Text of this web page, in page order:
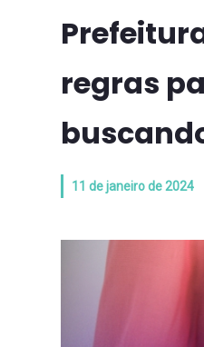
regras
11 de janeiro de 2024